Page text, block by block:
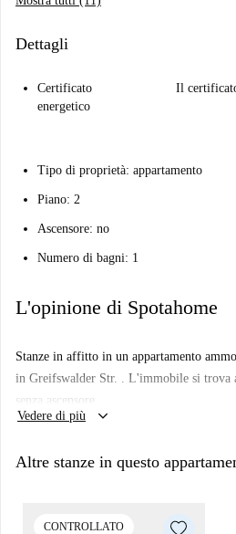
Dettagli
Certificato
energetico
Il
Tipo di proprietà: appartamento
Piano: 2
Ascensore: no
Numero di bagni: 1
L'opinione di Spotahome
Stanze in affitto in un appartamento
in Greifswalder Str. . L'immobile si trova
senza ascensore.
Vedere di più
keyboard_arrow_down
Altre stanze in questo
CONTROLLATO